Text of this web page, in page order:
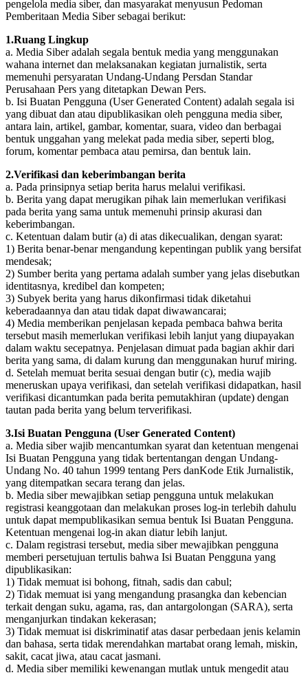
pengelola media siber, dan masyarakat menyusun Pedoman
Pemberitaan Media Siber sebagai berikut:
1.Ruang Lingkup
a. Media Siber adalah segala bentuk media yang menggunakan
wahana internet dan melaksanakan kegiatan jurnalistik, serta
memenuhi persyaratan Undang-Undang Persdan Standar
Perusahaan Pers yang ditetapkan Dewan Pers.
b. Isi Buatan Pengguna (User Generated Content) adalah segala isi
yang dibuat dan atau dipublikasikan oleh pengguna media siber,
antara lain, artikel, gambar, komentar, suara, video dan berbagai
bentuk unggahan yang melekat pada media siber, seperti blog,
forum, komentar pembaca atau pemirsa, dan bentuk lain.
2.Verifikasi dan keberimbangan berita
a. Pada prinsipnya setiap berita harus melalui verifikasi.
b. Berita yang dapat merugikan pihak lain memerlukan verifikasi
pada berita yang sama untuk memenuhi prinsip akurasi dan
keberimbangan.
c. Ketentuan dalam butir (a) di atas dikecualikan, dengan syarat:
1) Berita benar-benar mengandung kepentingan publik yang bersifat
mendesak;
2) Sumber berita yang pertama adalah sumber yang jelas disebutkan
identitasnya, kredibel dan kompeten;
3) Subyek berita yang harus dikonfirmasi tidak diketahui
keberadaannya dan atau tidak dapat diwawancarai;
4) Media memberikan penjelasan kepada pembaca bahwa berita
tersebut masih memerlukan verifikasi lebih lanjut yang diupayakan
dalam waktu secepatnya. Penjelasan dimuat pada bagian akhir dari
berita yang sama, di dalam kurung dan menggunakan huruf miring.
d. Setelah memuat berita sesuai dengan butir (c), media wajib
meneruskan upaya verifikasi, dan setelah verifikasi didapatkan, hasil
verifikasi dicantumkan pada berita pemutakhiran (update) dengan
tautan pada berita yang belum terverifikasi.
3.Isi Buatan Pengguna (User Generated Content)
a. Media siber wajib mencantumkan syarat dan ketentuan mengenai
Isi Buatan Pengguna yang tidak bertentangan dengan Undang-
Undang No. 40 tahun 1999 tentang Pers danKode Etik Jurnalistik,
yang ditempatkan secara terang dan jelas.
b. Media siber mewajibkan setiap pengguna untuk melakukan
registrasi keanggotaan dan melakukan proses log-in terlebih dahulu
untuk dapat mempublikasikan semua bentuk Isi Buatan Pengguna.
Ketentuan mengenai log-in akan diatur lebih lanjut.
c. Dalam registrasi tersebut, media siber mewajibkan pengguna
memberi persetujuan tertulis bahwa Isi Buatan Pengguna yang
dipublikasikan:
1) Tidak memuat isi bohong, fitnah, sadis dan cabul;
2) Tidak memuat isi yang mengandung prasangka dan kebencian
terkait dengan suku, agama, ras, dan antargolongan (SARA), serta
menganjurkan tindakan kekerasan;
3) Tidak memuat isi diskriminatif atas dasar perbedaan jenis kelamin
dan bahasa, serta tidak merendahkan martabat orang lemah, miskin,
sakit, cacat jiwa, atau cacat jasmani.
d. Media siber memiliki kewenangan mutlak untuk mengedit atau